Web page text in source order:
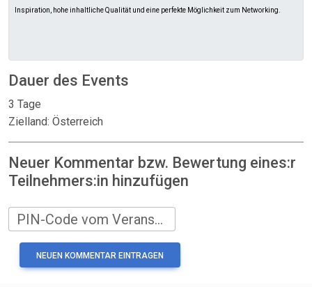
Inspiration, hohe inhaltliche Qualität und eine perfekte Möglichkeit zum Networking.
Dauer des Events
3 Tage
Zielland: Österreich
Neuer Kommentar bzw. Bewertung eines:r
Teilnehmers:in hinzufügen
PIN-Code vom Veranstalter